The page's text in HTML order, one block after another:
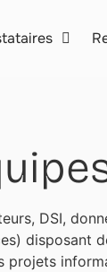
DSI,
disposant
projets